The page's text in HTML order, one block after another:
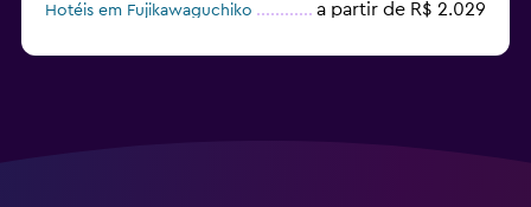
Hotéis em Fujikawaguchiko
a partir de R$ 2.029